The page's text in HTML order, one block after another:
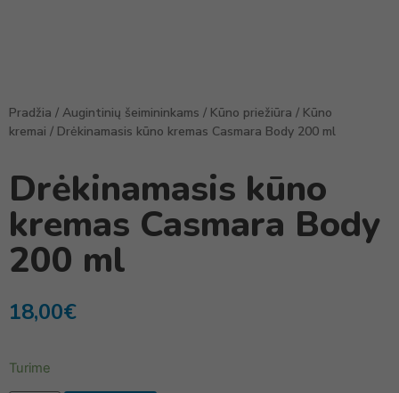
Pradžia / Augintinių šeimininkams / Kūno priežiūra / Kūno
kremai / Drėkinamasis kūno kremas Casmara Body 200 ml
Drėkinamasis kūno
kremas Casmara Body
200 ml
18,00€
Turime